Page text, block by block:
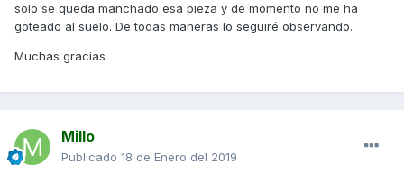
solo se queda manchado esa pieza y de momento no me ha
goteado al suelo. De todas maneras lo seguiré observando.
Muchas gracias
Millo
Publicado 18 de Enero del 2019